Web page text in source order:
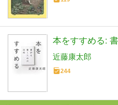
本をすすめる:
近藤康太郎
244